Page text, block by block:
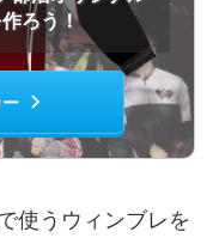
ろう！
使うウィンブレを